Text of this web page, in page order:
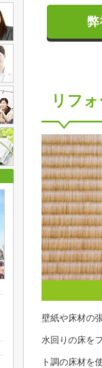
弊
リフ
壁紙や床材の
水回りの床を
ト調の床材を